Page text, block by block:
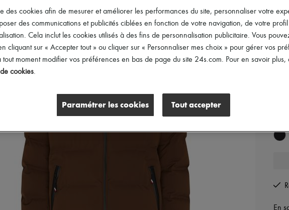
En
des cookies afin de mesurer et améliorer les performances du site, personnaliser votre
des communications et publicités ciblées en fonction de votre navigation, de votre
Cela inclut les cookies utilisés à des fins de personnalisation publicitaire. Vous
cliquant sur « Accepter tout » ou cliquer sur « Personnaliser mes choix » pour gérer vos
tout moment modifier vos préférences en bas de page du site 24s.com. Pour en savoir plus,
cookies.
Paramétrer les cookies Tout accepter